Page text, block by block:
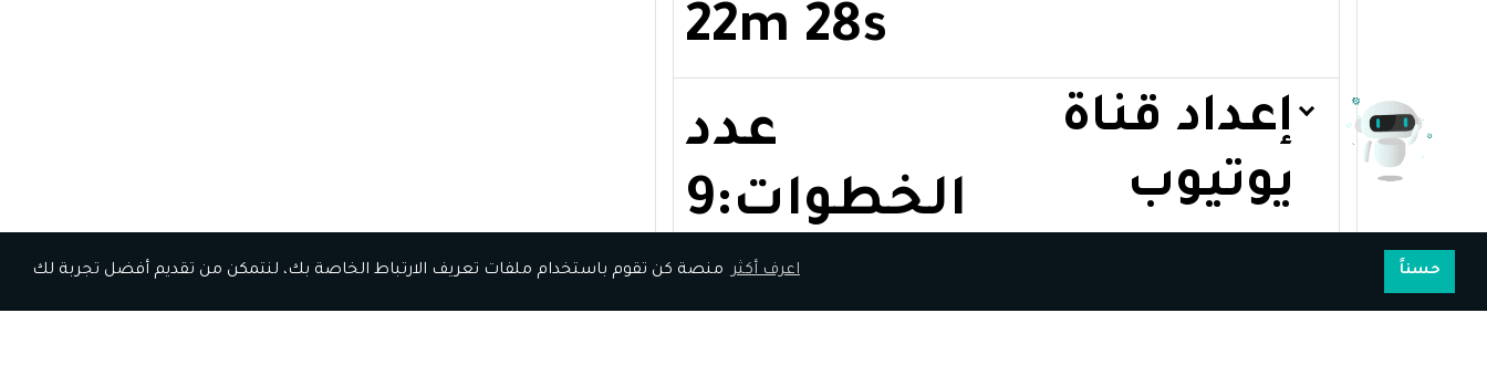
اعرف أكثر حسناً
22m 28s
إعداد قناة
يوتيوب
عدد
الخطوات:9
المدة